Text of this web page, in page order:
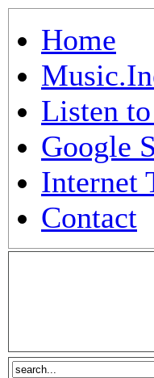
Home
Listen
Google
Internet
Contact